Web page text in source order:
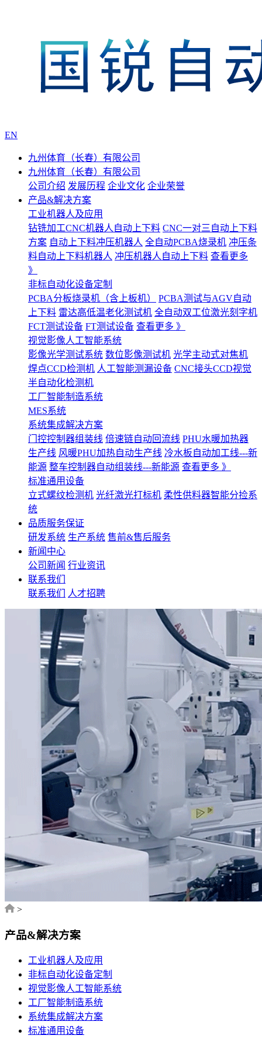
EN
九州体育（长春）有限公司
九州体育（长春）有限公司
公司介绍 发展历程 企业文化 企业荣誉
产品&解决方案
工业机器人及应用
钻铣加工CNC机器人自动上下料 CNC一对三自动上下料
方案 自动上下料冲压机器人 全自动PCBA烧录机 冲压条
料自动上下料机器人 冲压机器人自动上下料 查看更多
》
非标自动化设备定制
PCBA分板烧录机（含上板机）
PCBA测试与AGV自动
上下料 雷达高低温老化测试机 全自动双工位激光刻字机
FCT测试设备 FT测试设备 查看更多 》
视觉影像人工智能系统
影像光学测试系统 数位影像测试机 光学主动式对焦机
焊点CCD检测机 人工智能测漏设备 CNC接头CCD视觉
半自动化检测机
工厂智能制造系统
MES系统
系统集成解决方案
门控控制器组装线 倍速链自动回流线 PHU水暖加热器
生产线 风暖PHU加热自动生产线 冷水板自动加工线---新
能源 整车控制器自动组装线---新能源 查看更多 》
标准通用设备
立式螺纹检测机 光纤激光打标机 柔性供料器智能分捡系
统
品质服务保证
研发系统 生产系统 售前&售后服务
新闻中心
公司新闻 行业资讯
联系我们
联系我们
人才招聘
>
产品&解决方案
工业机器人及应用
非标自动化设备定制
视觉影像人工智能系统
工厂智能制造系统
系统集成解决方案
标准通用设备